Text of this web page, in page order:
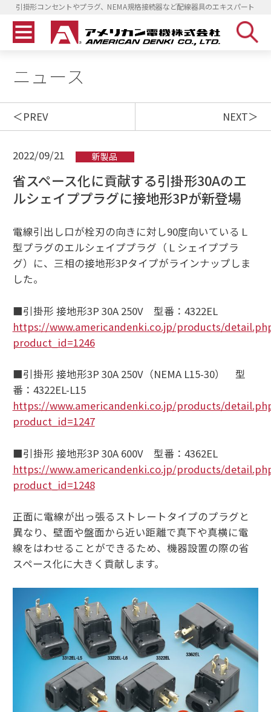
引掛形コンセントやプラグ、NEMA規格接続器など配線器具のエキスパート
ニュース
PREV NEXT
2022/09/21 新製品
省スペース化に貢献する引掛形30Aのエ
ルシェイププラグに接地形3Pが新登場
電線引出し口が栓刃の向きに対し90度向いているＬ
型プラグのエルシェイププラグ（Ｌシェイププラ
グ）に、三相の接地形3Pタイプがラインナップしま
した。
■引掛形 接地形3P 30A 250V 型番：4322EL
https://www.americandenki.co.jp/products/
product_id=1246
■引掛形 接地形3P 30A 250V（NEMA L15-30） 型
番：4322EL-L15
https://www.americandenki.co.jp/products/
product_id=1247
■引掛形 接地形3P 30A 600V 型番：4362EL
https://www.americandenki.co.jp/products/
product_id=1248
正面に電線が出っ張るストレートタイプのプラグと
異なり、壁面や盤面から近い距離で真下や真横に電
線をはわせることができるため、機器設置の際の省
スペース化に大きく貢献します。